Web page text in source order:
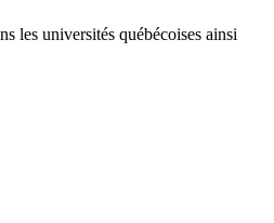
les universités québécoises ainsi